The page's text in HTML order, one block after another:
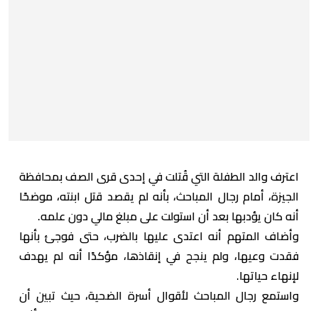
اعترف والد الطفلة التي قُتلت في إحدى قرى الصف بمحافظة
الجيزة، أمام رجال المباحث، بأنه لم يقصد قتل ابنته، موضحًا
أنه كان يؤدبها بعد أن استولت على مبلغ مالي دون علمه.
وأضاف المتهم أنه اعتدى عليها بالضرب، حتى فوجئ بأنها
فقدت وعيها، ولم ينجح في إنقاذها، مؤكدًا أنه لم يهدف
لإنهاء حياتها.
واستمع رجال المباحث لأقوال أسرة الضحية، حيث تبين أن